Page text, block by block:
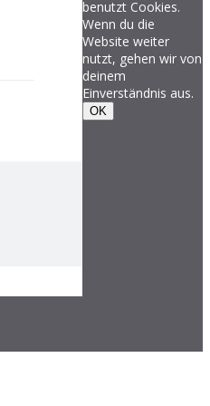
benutzt Cookies.
Wenn du die
Website weiter
nutzt, gehen wir von
deinem
Einverständnis aus.
OK